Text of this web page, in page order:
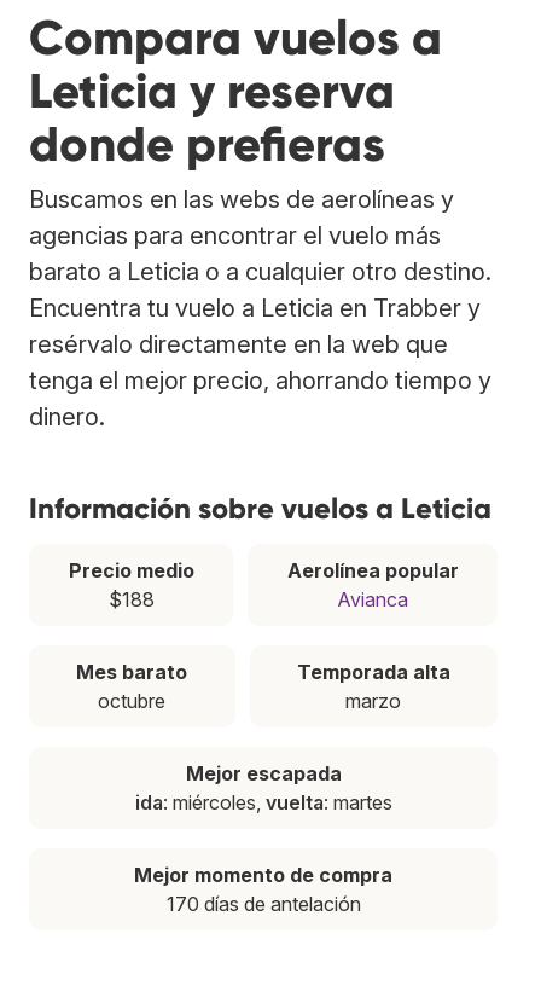
Compara vuelos a
Leticia y reserva
donde prefieras
Buscamos en las webs de aerolíneas y
agencias para encontrar el vuelo más
barato a Leticia o a cualquier otro destino.
Encuentra tu vuelo a Leticia en Trabber y
resérvalo directamente en la web que
tenga el mejor precio, ahorrando tiempo y
dinero.
Información sobre vuelos a Leticia
Precio medio
$188
Aerolínea popular
Avianca
Mes barato
octubre
Temporada alta
marzo
Mejor escapada
ida: miércoles, vuelta: martes
Mejor momento de compra
170 días de antelación